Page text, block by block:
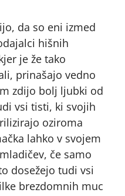
da so eni izmed
hišnih
je že tako
prinašajo vedno
zdijo bolj ljubki od
vsi tisti, ki svojih
oziroma
lahko v svojem
če samo
dosežejo tudi vsi
brezdomnih muc